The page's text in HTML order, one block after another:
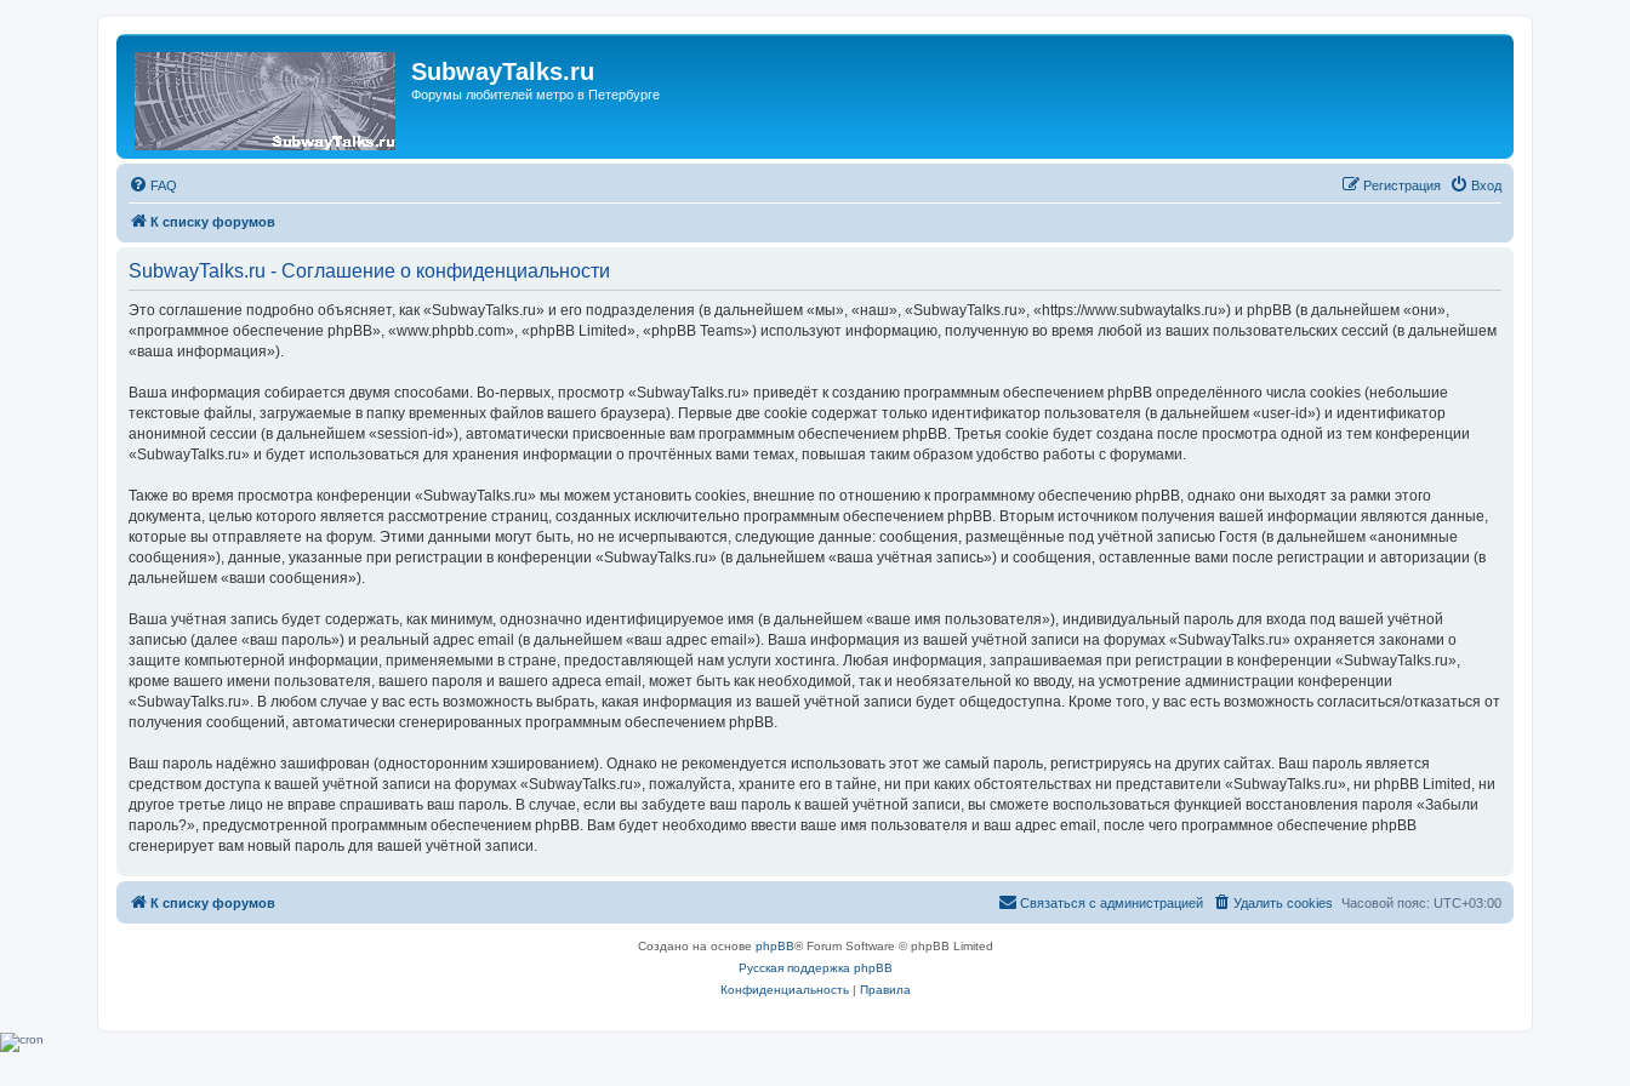
SubwayTalks.ru
Форумы любителей метро в Петербурге
FAQ Вход
Регистрация
К списку форумов
SubwayTalks.ru - Соглашение о конфиденциальности
Это соглашение подробно объясняет, как «SubwayTalks.ru» и его подразделения (в дальнейшем «мы», «наш», «SubwayTalks.ru», «https://www.subwaytalks.ru») и phpBB (в дальнейшем «они»,
«программное обеспечение phpBB», «www.phpbb.com», «phpBB Limited», «phpBB Teams») используют информацию, полученную во время любой из ваших пользовательских сессий (в дальнейшем
«ваша информация»).
Ваша информация собирается двумя способами. Во-первых, просмотр «SubwayTalks.ru» приведёт к созданию программным обеспечением phpBB определённого числа cookies (небольшие
текстовые файлы, загружаемые в папку временных файлов вашего браузера). Первые две cookie содержат только идентификатор пользователя (в дальнейшем «user-id») и идентификатор
анонимной сессии (в дальнейшем «session-id»), автоматически присвоенные вам программным обеспечением phpBB. Третья cookie будет создана после просмотра одной из тем конференции
«SubwayTalks.ru» и будет использоваться для хранения информации о прочтённых вами темах, повышая таким образом удобство работы с форумами.
Также во время просмотра конференции «SubwayTalks.ru» мы можем установить cookies, внешние по отношению к программному обеспечению phpBB, однако они выходят за рамки этого
документа, целью которого является рассмотрение страниц, созданных исключительно программным обеспечением phpBB. Вторым источником получения вашей информации являются данные,
которые вы отправляете на форум. Этими данными могут быть, но не исчерпываются, следующие данные: сообщения, размещённые под учётной записью Гостя (в дальнейшем «анонимные
сообщения»), данные, указанные при регистрации в конференции «SubwayTalks.ru» (в дальнейшем «ваша учётная запись») и сообщения, оставленные вами после регистрации и авторизации (в
дальнейшем «ваши сообщения»).
Ваша учётная запись будет содержать, как минимум, однозначно идентифицируемое имя (в дальнейшем «ваше имя пользователя»), индивидуальный пароль для входа под вашей учётной
записью (далее «ваш пароль») и реальный адрес email (в дальнейшем «ваш адрес email»). Ваша информация из вашей учётной записи на форумах «SubwayTalks.ru» охраняется законами о
защите компьютерной информации, применяемыми в стране, предоставляющей нам услуги хостинга. Любая информация, запрашиваемая при регистрации в конференции «SubwayTalks.ru»,
кроме вашего имени пользователя, вашего пароля и вашего адреса email, может быть как необходимой, так и необязательной ко вводу, на усмотрение администрации конференции
«SubwayTalks.ru». В любом случае у вас есть возможность выбрать, какая информация из вашей учётной записи будет общедоступна. Кроме того, у вас есть возможность согласиться/отказаться от
получения сообщений, автоматически сгенерированных программным обеспечением phpBB.
Ваш пароль надёжно зашифрован (односторонним хэшированием). Однако не рекомендуется использовать этот же самый пароль, регистрируясь на других сайтах. Ваш пароль является
средством доступа к вашей учётной записи на форумах «SubwayTalks.ru», пожалуйста, храните его в тайне, ни при каких обстоятельствах ни представители «SubwayTalks.ru», ни phpBB Limited, ни
другое третье лицо не вправе спрашивать ваш пароль. В случае, если вы забудете ваш пароль к вашей учётной записи, вы сможете воспользоваться функцией восстановления пароля «Забыли
пароль?», предусмотренной программным обеспечением phpBB. Вам будет необходимо ввести ваше имя пользователя и ваш адрес email, после чего программное обеспечение phpBB
сгенерирует вам новый пароль для вашей учётной записи.
К списку форумов Часовой пояс: UTC+03:00
Удалить cookies
Связаться с администрацией
Создано на основе phpBB® Forum Software © phpBB Limited
Русская поддержка phpBB
Конфиденциальность| Правила